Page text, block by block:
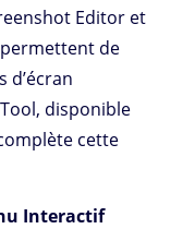
Editor et
de
d’écran
disponible
cette
Interactif